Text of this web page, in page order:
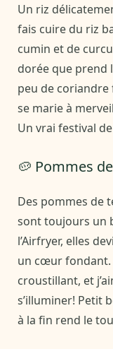
Un riz
fais cuire du riz
cumin et de
dorée que prend
peu de coriandre
se marie à
Un vrai festival
🥔 Pommes
Des pommes de
sont toujours un
l’Airfryer, elles
un cœur fondant.
croustillant, et
s’illuminer! Petit
à la fin rend le